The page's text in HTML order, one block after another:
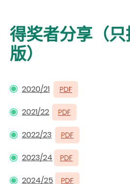
得奖者分享（
版）
2020/21
2021/22
2022/23
2023/24
2024/25